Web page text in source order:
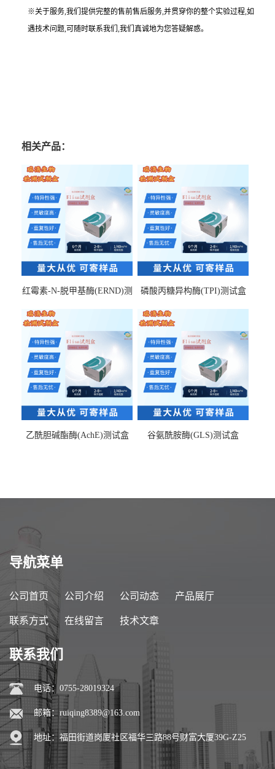
※关于服务,我们提供完整的售前售后服务,并贯穿你的整个实验过程,如
遇技术问题,可随时联系我们,我们真诚地为您答疑解惑。
相关产品：
红霉素-N-脱甲基酶(ERND)测
磷酸丙糖异构酶(TPI)测试盒
乙酰胆碱酯酶(AchE)测试盒 谷氨酰胺酶(GLS)测试盒
导航菜单
公司首页 公司介绍 公司动态 产品展厅
联系方式 在线留言 技术文章
联系我们
电话：0755-28019324
邮箱： ruiqing8389@163.com
地址：福田街道岗厦社区福华三路88号财富大厦39G-Z25